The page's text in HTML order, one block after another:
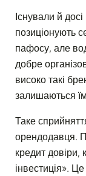
Існували й
позиціонують
пафосу, але
добре
високо такі
залишаються
Таке
орендодавця.
кредит довіри,
інвестиція».